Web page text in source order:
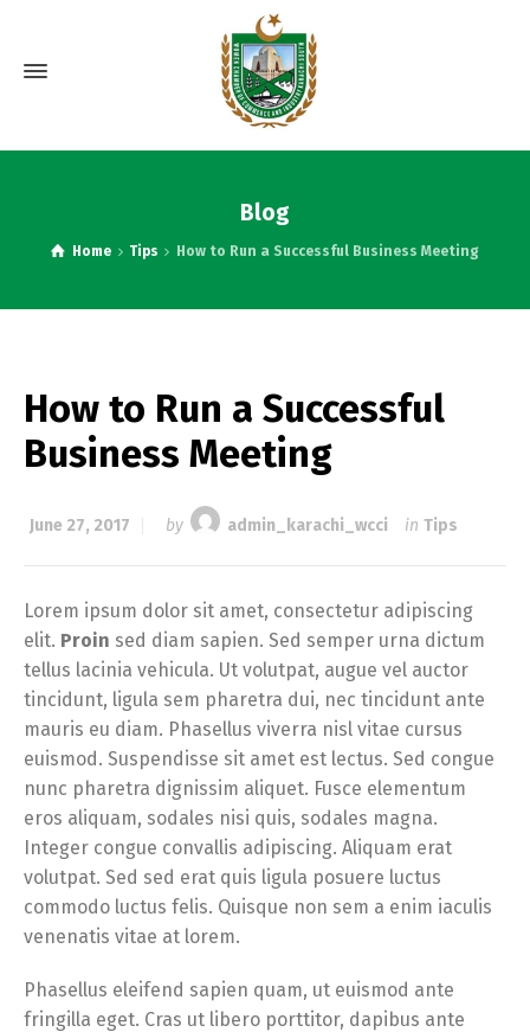
Blog
Home Tips How to Run a Successful Business Meeting
How to Run a Successful
Business Meeting
June 27, 2017 by admin_karachi_wcci in Tips
Lorem ipsum dolor sit amet, consectetur adipiscing
elit. Proin sed diam sapien. Sed semper urna dictum
tellus lacinia vehicula. Ut volutpat, augue vel auctor
tincidunt, ligula sem pharetra dui, nec tincidunt ante
mauris eu diam. Phasellus viverra nisl vitae cursus
euismod. Suspendisse sit amet est lectus. Sed congue
nunc pharetra dignissim aliquet. Fusce elementum
eros aliquam, sodales nisi quis, sodales magna.
Integer congue convallis adipiscing. Aliquam erat
volutpat. Sed sed erat quis ligula posuere luctus
commodo luctus felis. Quisque non sem a enim iaculis
venenatis vitae at lorem.
Phasellus eleifend sapien quam, ut euismod ante
fringilla eget. Cras ut libero porttitor, dapibus ante